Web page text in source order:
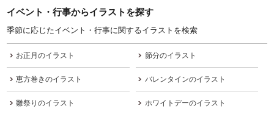
イベント・行事からイラストを探す
季節に応じたイベント・行事に関するイラストを検索
お正月のイラスト 節分のイラスト
恵方巻きのイラスト バレンタインのイラスト
雛祭りのイラスト ホワイトデーのイラスト